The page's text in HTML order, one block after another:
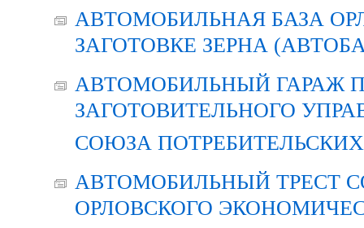
АВТОМОБИЛЬНАЯ БАЗА
ЗАГОТОВКЕ ЗЕРНА
АВТОМОБИЛЬНЫЙ ГАРАЖ
ЗАГОТОВИТЕЛЬНОГО
СОЮЗА
АВТОМОБИЛЬНЫЙ ТРЕСТ
ОРЛОВСКОГО